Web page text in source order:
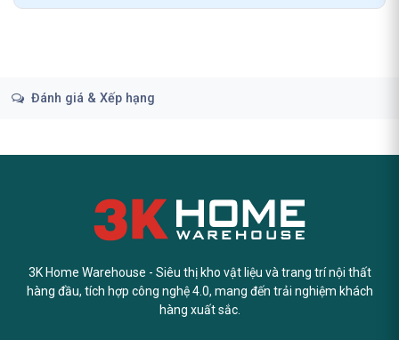
Đánh giá & Xếp hạng
3K Home Warehouse - Siêu thị kho vật liệu và trang trí nội thất
hàng đầu, tích hợp công nghệ 4.0, mang đến trải nghiệm khách
hàng xuất sắc.